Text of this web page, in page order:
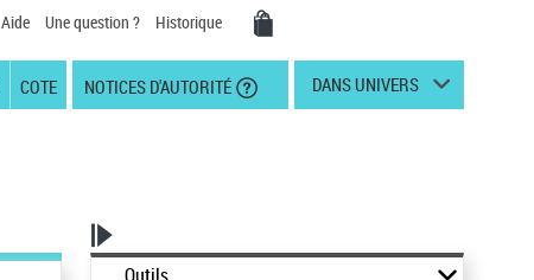
Aide Une question ? Historique
COTE NOTICES D'AUTORITÉ DANS UNIVERS